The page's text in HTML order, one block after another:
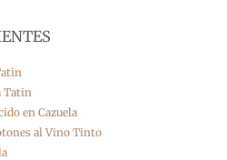
Tatin
en Cazuela
al Vino Tinto